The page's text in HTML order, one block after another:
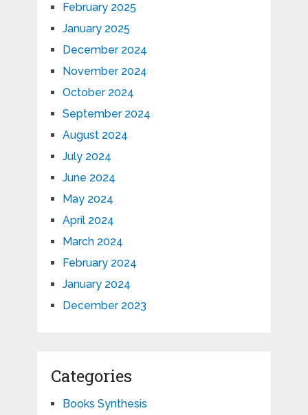
February 2025
January 2025
December 2024
November 2024
October 2024
September 2024
August 2024
July 2024
June 2024
May 2024
April 2024
March 2024
February 2024
January 2024
December 2023
Categories
Books Synthesis